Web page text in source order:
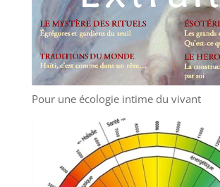
Pour une écologie intime du vivant